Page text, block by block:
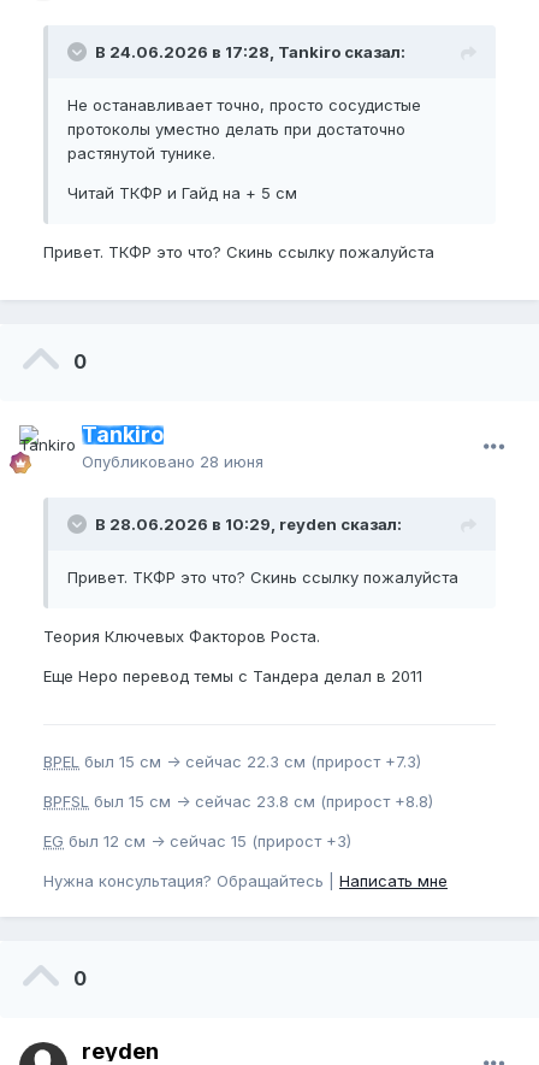
В 24.06.2026 в 17:28, Tankiro сказал:
Не останавливает точно, просто сосудистые
протоколы уместно делать при достаточно
растянутой тунике.
Читай ТКФР и Гайд на + 5 см
Привет. ТКФР это что? Скинь ссылку пожалуйста
0
Tankiro
Опубликовано 28 июня
В 28.06.2026 в 10:29, reyden сказал:
Привет. ТКФР это что? Скинь ссылку пожалуйста
Теория Ключевых Факторов Роста.
Еще Неро перевод темы с Тандера делал в 2011
BPEL был 15 см -> сейчас 22.3 см (прирост +7.3)
BPFSL был 15 см -> сейчас 23.8 см (прирост +8.8)
EG был 12 см -> сейчас 15 (прирост +3)
Нужна консультация? Обращайтесь | Написать мне
0
reyden